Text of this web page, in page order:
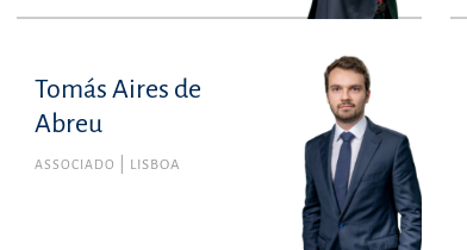
+34934165100
Tomás Aires de
Abreu
ASSOCIADO LISBOA
Tomás Aires de Abreu
Membro n.º 71142L da Ordem dos Advogados de
Portugal
Direito Comercial
tomas.airesdeabreu@uria.com